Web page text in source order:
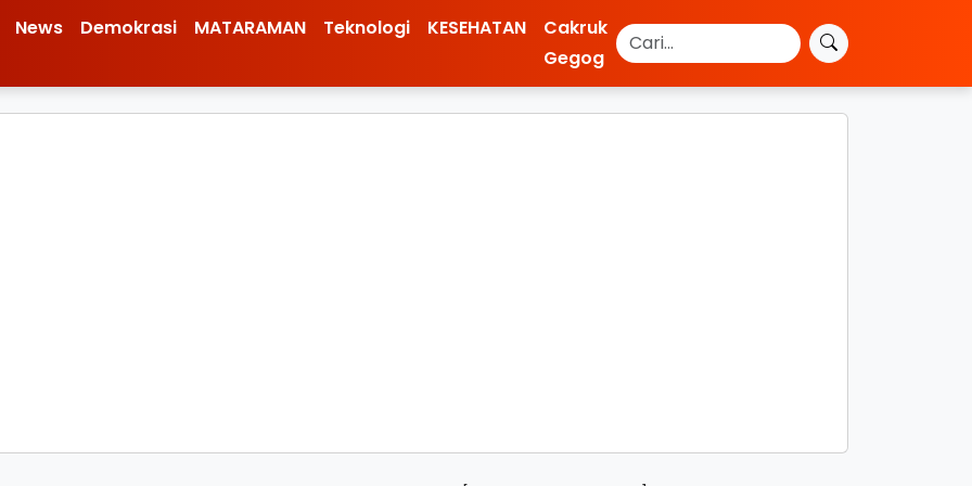
News Demokrasi MATARAMAN Teknologi KESEHATAN
Cakruk
Gegog